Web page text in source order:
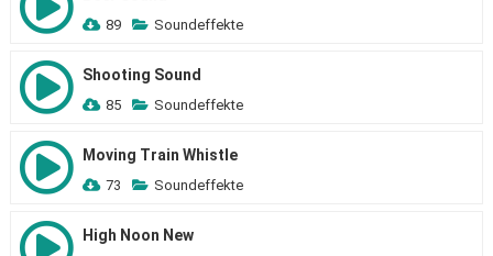
89 Soundeffekte
Shooting Sound
85 Soundeffekte
Moving Train Whistle
73 Soundeffekte
High Noon New